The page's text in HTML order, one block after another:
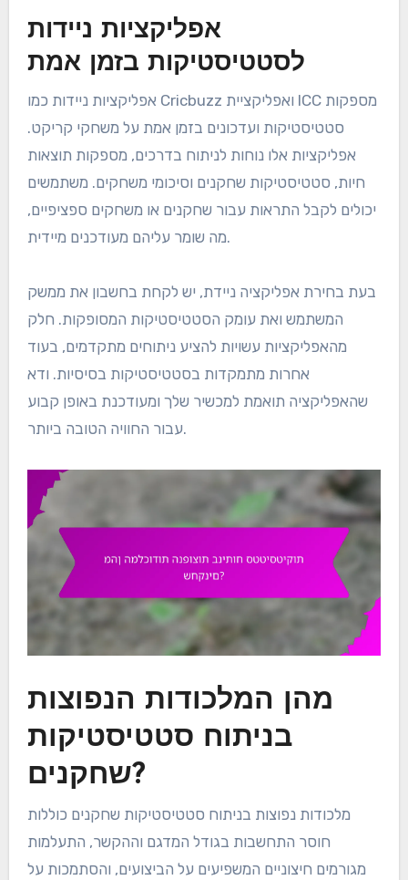
אפליקציות ניידות
לסטטיסטיקות בזמן אמת
אפליקציות ניידות כמו Cricbuzz ואפליקציית ICC מספקות
סטטיסטיקות ועדכונים בזמן אמת על משחקי קריקט.
אפליקציות אלו נוחות לניתוח בדרכים, מספקות תוצאות
חיות, סטטיסטיקות שחקנים וסיכומי משחקים. משתמשים
יכולים לקבל התראות עבור שחקנים או משחקים ספציפיים,
מה שומר עליהם מעודכנים מיידית.
בעת בחירת אפליקציה ניידת, יש לקחת בחשבון את ממשק
המשתמש ואת עומק הסטטיסטיקות המסופקות. חלק
מהאפליקציות עשויות להציע ניתוחים מתקדמים, בעוד
אחרות מתמקדות בסטטיסטיקות בסיסיות. ודא
שהאפליקציה תואמת למכשיר שלך ומעודכנת באופן קבוע
עבור החוויה הטובה ביותר.
מהן המלכודות הנפוצות
בניתוח סטטיסטיקות
שחקנים?
מלכודות נפוצות בניתוח סטטיסטיקות שחקנים כוללות
חוסר התחשבות בגודל המדגם וההקשר, התעלמות
מגורמים חיצוניים המשפיעים על הביצועים, והסתמכות על